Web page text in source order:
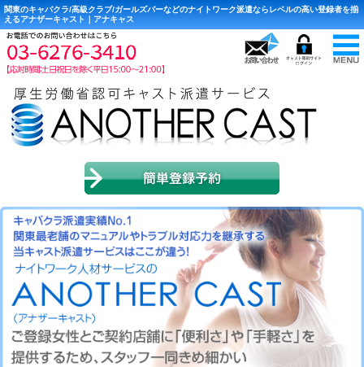
関東のキャバクラ/高級クラブ/ガールズバーなどのナイトワーク派遣ならレベルの高い登録者を揃
えるアナザーキャスト｜アナキャス